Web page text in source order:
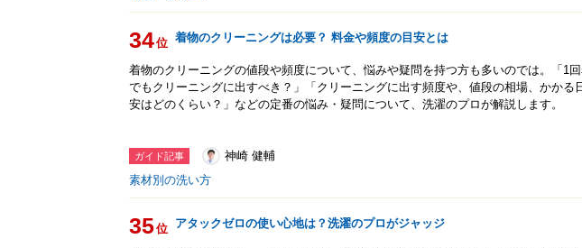
34位 着物のクリーニングは必要？ 料金や頻度の目安とは
着物のクリーニングの値段や頻度について、悩みや疑問を持つ方も多いのでは。「1
でもクリーニングに出すべき？」「クリーニングに出す頻度や、値段の相場、かかる
安はどのくらい？」などの定番の悩み・疑問について、洗濯のプロが解説します。
ガイド記事
神崎 健輔
素材別の洗い方
35位 アタックゼロの使い心地は？洗濯のプロがジャッジ